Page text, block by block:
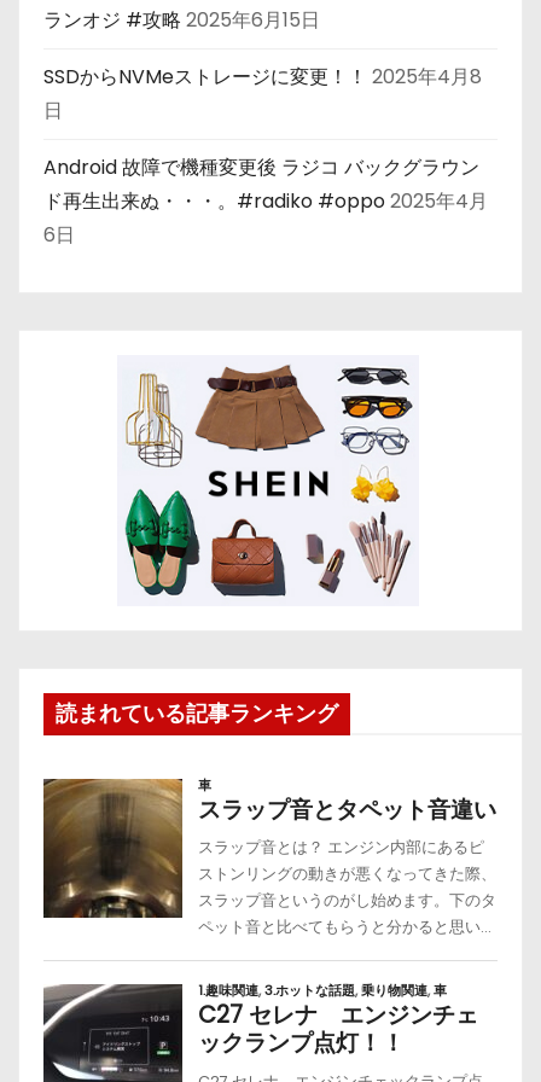
ランオジ #攻略 2025年6月15日
SSDからNVMeストレージに変更！！ 2025年4月8
日
Android 故障で機種変更後 ラジコ バックグラウン
ド再生出来ぬ・・・。#radiko #oppo2025年4月
6日
読まれている記事ランキング